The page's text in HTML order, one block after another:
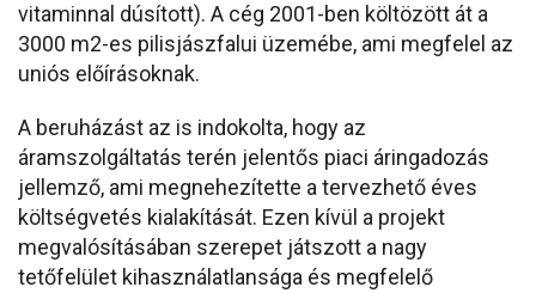
vitaminnal dúsított). A cég 2001-ben költözött át a
3000 m2-es pilisjászfalui üzemébe, ami megfelel az
uniós előírásoknak.
A beruházást az is indokolta, hogy az
áramszolgáltatás terén jelentős piaci áringadozás
jellemző, ami megnehezítette a tervezhető éves
költségvetés kialakítását. Ezen kívül a projekt
megvalósításában szerepet játszott a nagy
tetőfelület kihasználatlansága és megfelelő